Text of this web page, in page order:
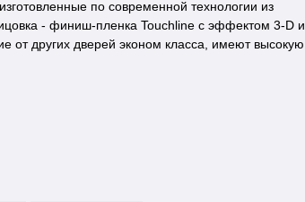
по современной технологии из
- финиш-пленка Touchline с эффектом 3-D и
от других дверей эконом класса, имеют высокую